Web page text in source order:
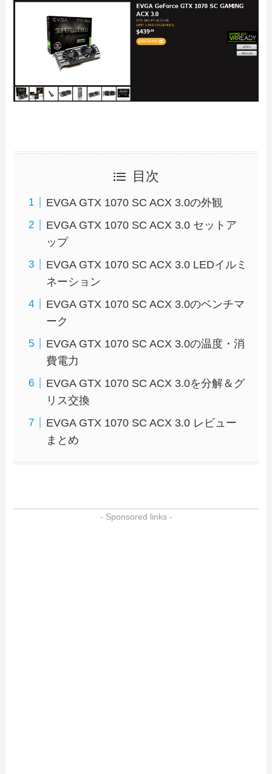
目次
EVGA GTX 1070 SC ACX 3.0の外観
EVGA GTX 1070 SC ACX 3.0 セットア
ップ
EVGA GTX 1070 SC ACX 3.0 LEDイルミ
ネーション
EVGA GTX 1070 SC ACX 3.0のベンチマ
ーク
EVGA GTX 1070 SC ACX 3.0の温度・消
費電力
EVGA GTX 1070 SC ACX 3.0を分解＆グ
リス交換
EVGA GTX 1070 SC ACX 3.0 レビュー
まとめ
- Sponsored links -